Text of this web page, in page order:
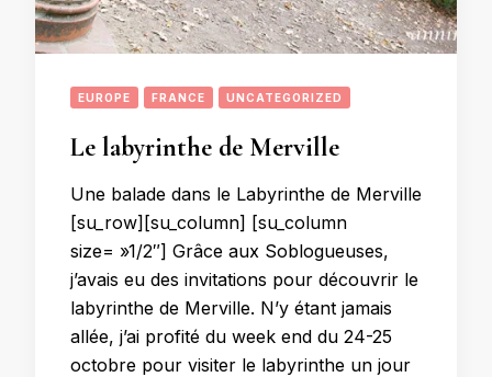
EUROPE FRANCE UNCATEGORIZED
Le labyrinthe de Merville
Une balade dans le Labyrinthe de Merville
[su_row][su_column] [su_column
size= »1/2″] Grâce aux Soblogueuses,
j’avais eu des invitations pour découvrir le
labyrinthe de Merville. N’y étant jamais
allée, j’ai profité du week end du 24-25
octobre pour visiter le labyrinthe un jour